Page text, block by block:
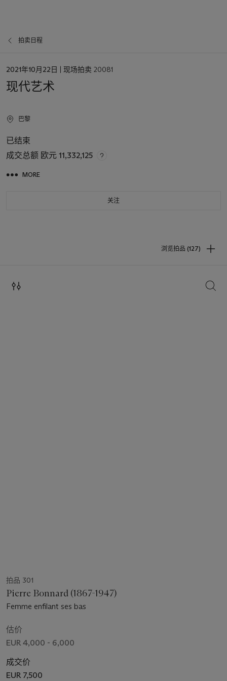
拍卖日程
日
2021年10月22日 | 现场拍卖 20081
现代艺术
巴黎
已结束
成交总额 欧元 11,332,125
MORE
关注
浏览拍品 (127)
搜索
拍品 301
Pierre Bonnard (1867-1947)
Femme enfilant ses bas
估价
EUR 4,000 - 6,000
成交价
EUR 7,500